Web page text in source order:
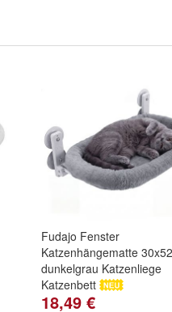
Fudajo Fenster
Katzenhängematte
dunkelgrau Katzenliege
Katzenbett
18,49 €